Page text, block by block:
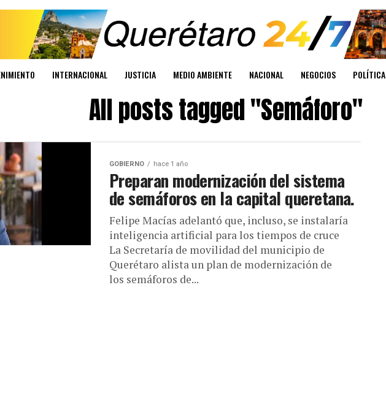
INTERNACIONAL JUSTICIA MEDIO AMBIENTE NACIONAL NEGOCIOS POLÍTICA
All posts tagged "Semáforo"
GOBIERNO hace 1 año
Preparan modernización del sistema
de semáforos en la capital queretana.
Felipe Macías adelantó que, incluso, se instalaría
inteligencia artificial para los tiempos de cruce
La Secretaría de movilidad del municipio de
Querétaro alista un plan de modernización de
los semáforos de...